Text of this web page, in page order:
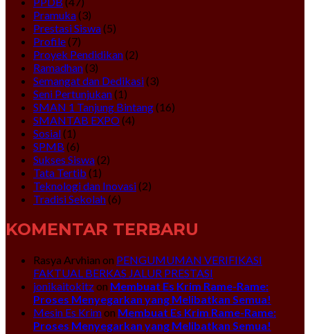
Pramuka(3)
Prestasi Siswa(5)
Profile(7)
Proyek Pendidikan(2)
Ramadhan(3)
Semangat dan Dedikasi(3)
Seni Pertunjukan(1)
SMAN 1 Tanjung Bintang(16)
SMANTAB EXPO(4)
Sosial(1)
SPMB (6)
Sukses Siswa(2)
Tata Tertib (1)
Teknologi dan Inovasi(2)
Tradisi Sekolah(6)
KOMENTAR TERBARU
Rasya Arvhian on PENGUMUMAN VERIFIKASI
FAKTUAL BERKAS JALUR PRESTASI
jonikaitokitzon Membuat Es Krim Rame-Rame:
Proses Menyegarkan yang Melibatkan Semua!
Mesin Es Krimon Membuat Es Krim Rame-Rame:
Proses Menyegarkan yang Melibatkan Semua!